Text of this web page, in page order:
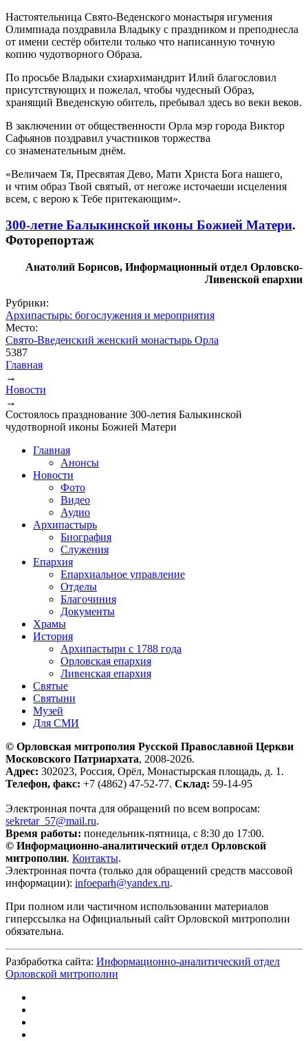
Настоятельница Свято-Веденского монастыря игумения
Олимпиада поздравила Владыку с праздником и преподнесла
от имени сестёр обители только что написанную точную
копию чудотворного Образа.
По просьбе Владыки схиархимандрит Илий благословил
присутствующих и пожелал, чтобы чудесный Образ,
хранящий Введенскую обитель, пребывал здесь во веки веков.
В заключении от общественности Орла мэр города Виктор
Сафьянов поздравил участников торжества
со знаменательным днём.
«Величаем Тя, Пресвятая Дево, Мати Христа Бога нашего,
и чтим образ Твой святый, от негоже источаеши исцеления
всем, с верою к Тебе притекающим».
300-летие Балыкинской иконы Божией Матери.
Фоторепортаж
Анатолий Борисов, Информационный отдел Орловско-
Ливенской епархии
Рубрики:
Архипастырь: богослужения и мероприятия
Место:
Свято-Введенский женский монастырь Орла
5387
Вы здесь
Главная
→
Новости
→
Состоялось празднование 300-летия Балыкинской
чудотворной иконы Божией Матери
Главная
Анонсы
Новости
Фото
Видео
Аудио
Архипастырь
Биография
Служения
Епархия
Епархиальное управление
Отделы
Благочиния
Документы
Храмы
История
Архипастыри с 1788 года
Орловская епархия
Ливенская епархия
Святые
Святыни
Музей
Для СМИ
© Орловская митрополия Русской Православной Церкви
Московского Патриархата, 2008-2026.
Адрес: 302023, Россия, Орёл, Монастырская площадь, д. 1.
Телефон, факс: +7 (4862) 47-52-77. Склад: 59-14-95
Электронная почта для обращений по всем вопросам:
sekretar_57@mail.ru.
Время работы: понедельник-пятница, с 8:30 до 17:00.
© Информационно-аналитический отдел Орловской
митрополии. Контакты.
Электронная почта (только для обращений средств массовой
информации): infoeparh@yandex.ru.
При полном или частичном использовании материалов
гиперссылка на Официальный сайт Орловской митрополии
обязательна.
Разбработка сайта: Информационно-аналитический отдел
Орловской митрополии